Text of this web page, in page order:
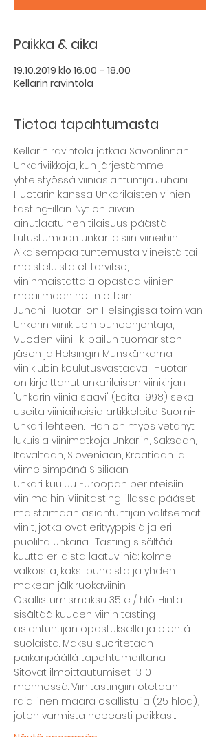
Paikka & aika
19.10.2019 klo 16.00 – 18.00
Kellarin ravintola
Tietoa tapahtumasta
Kellarin ravintola jatkaa Savonlinnan
Unkariviikkoja, kun järjestämme
yhteistyössä viiniasiantuntija Juhani
Huotarin kanssa Unkarilaisten viinien
tasting-illan. Nyt on aivan
ainutlaatuinen tilaisuus päästä
tutustumaan unkarilaisiin viineihin.
Aikaisempaa tuntemusta viineistä tai
maisteluista et tarvitse,
viininmaistattaja opastaa viinien
maailmaan hellin ottein.
Juhani Huotari on Helsingissä toimivan
Unkarin viiniklubin puheenjohtaja,
Vuoden viini -kilpailun tuomariston
jäsen ja Helsingin Munskänkarna
viiniklubin koulutusvastaava.  Huotari
on kirjoittanut unkarilaisen viinikirjan
"Unkarin viiniä saavi" (Edita 1998) sekä
useita viiniaiheisia artikkeleita Suomi-
Unkari lehteen.  Hän on myös vetänyt
lukuisia viinimatkoja Unkariin, Saksaan,
Itävaltaan, Sloveniaan, Kroatiaan ja
viimeisimpänä Sisiliaan.
Unkari kuuluu Euroopan perinteisiin
viinimaihin. Viinitasting-illassa pääset
maistamaan asiantuntijan valitsemat
viinit, jotka ovat erityyppisiä ja eri
puolilta Unkaria.  Tasting sisältää
kuutta erilaista laatuviiniä: kolme
valkoista, kaksi punaista ja yhden
makean jälkiruokaviinin.
Osallistumismaksu 35 e / hlö. Hinta
sisältää kuuden viinin tasting
asiantuntijan opastuksella ja pientä
suolaista. Maksu suoritetaan
paikanpäällä tapahtumailtana.
Sitovat ilmoittautumiset 13.10
mennessä. Viinitastingiin otetaan
rajallinen määrä osallistujia (25 hlöä),
joten varmista nopeasti paikkasi…